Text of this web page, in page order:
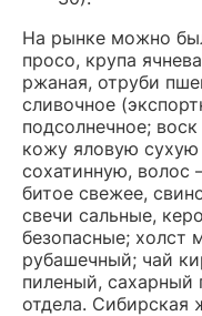
На рынке можно
просо, крупа
ржаная, отруби
сливочное
подсолнечное;
кожу яловую
сохатинную, волос
битое свежее,
свечи сальные,
безопасные; холст
рубашечный; чай
пиленый, сахарный
отдела. Сибирская